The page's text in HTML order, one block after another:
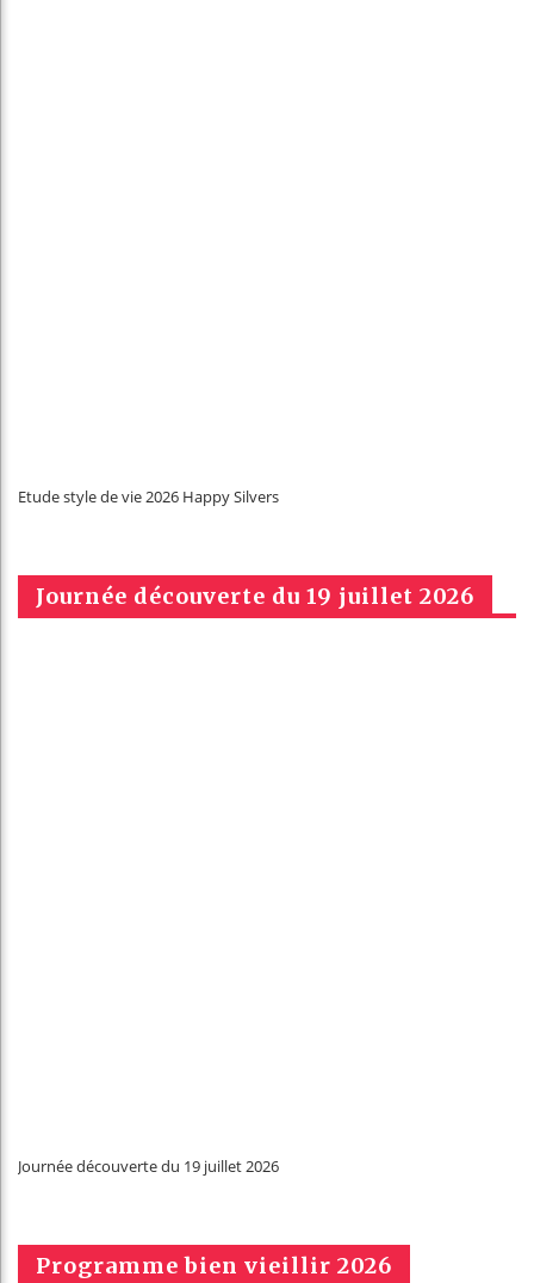
Etude style de vie 2026 Happy Silvers
Journée découverte du 19 juillet 2026
Journée découverte du 19 juillet 2026
Programme bien vieillir 2026